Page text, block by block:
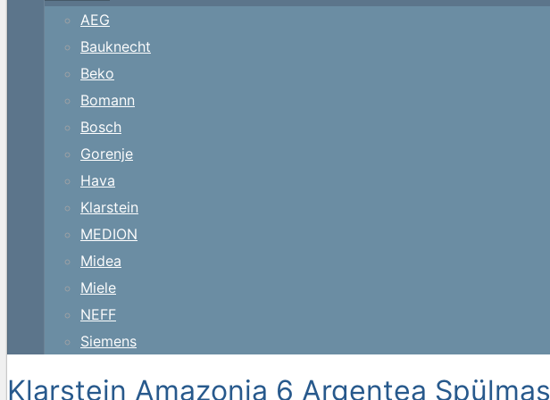
AEG
Bauknecht
Beko
Bomann
Bosch
Gorenje
Hava
Klarstein
MEDION
Midea
Miele
NEFF
Siemens
Klarstein Amazonia 6 Argentea